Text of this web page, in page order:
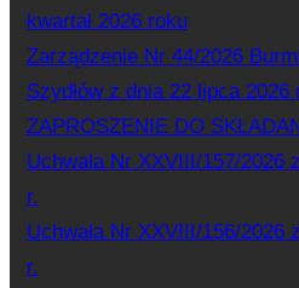
kwartał 2026 roku
Zarządzenie Nr 44/2026
Szydłów z dnia 22 lipca 2026
ZAPROSZENIE DO
Uchwała Nr XXVIII/157/2026
r.
Uchwała Nr XXVIII/156/2026
r.